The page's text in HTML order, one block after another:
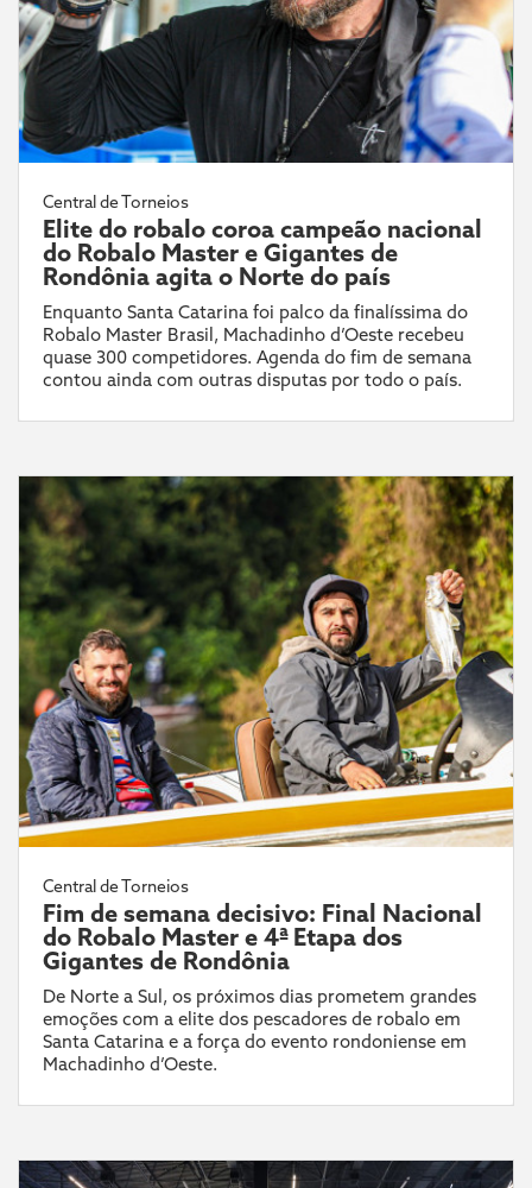
Central de Torneios
Elite do robalo coroa campeão nacional
do Robalo Master e Gigantes de
Rondônia agita o Norte do país
Enquanto Santa Catarina foi palco da finalíssima do
Robalo Master Brasil, Machadinho d’Oeste recebeu
quase 300 competidores. Agenda do fim de semana
contou ainda com outras disputas por todo o país.
Central de Torneios
Fim de semana decisivo: Final Nacional
do Robalo Master e 4ª Etapa dos
Gigantes de Rondônia
De Norte a Sul, os próximos dias prometem grandes
emoções com a elite dos pescadores de robalo em
Santa Catarina e a força do evento rondoniense em
Machadinho d’Oeste.